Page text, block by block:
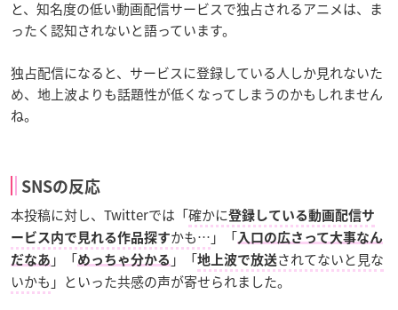
と、知名度の低い動画配信サービスで独占されるアニメは、ま
ったく認知されないと語っています。
独占配信になると、サービスに登録している人しか見れないた
め、地上波よりも話題性が低くなってしまうのかもしれません
ね。
SNSの反応
本投稿に対し、Twitterでは「確かに登録している動画配信サ
ービス内で見れる作品探すかも… 」「 入口の広さって大事なん
だなあ 」「めっちゃ分かる 」「地上波で放送されてないと見な
いかも 」といった共感の声が寄せられました。